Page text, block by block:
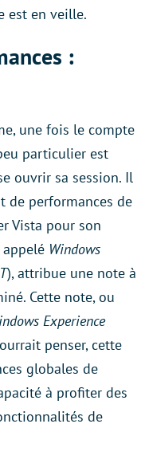
est en veille.
:
une fois le compte
particulier est
ouvrir sa session. Il
de performances de
Vista pour son
Windows
), attribue une note à
Cette note, ou
Experience
penser, cette
globales de
à profiter des
de